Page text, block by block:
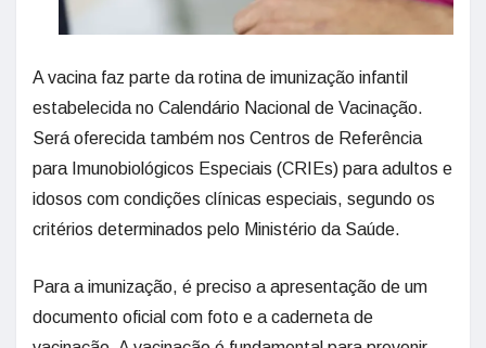
A vacina faz parte da rotina de imunização infantil
estabelecida no Calendário Nacional de Vacinação.
Será oferecida também nos Centros de Referência
para Imunobiológicos Especiais (CRIEs) para adultos e
idosos com condições clínicas especiais, segundo os
critérios determinados pelo Ministério da Saúde.
Para a imunização, é preciso a apresentação de um
documento oficial com foto e a caderneta de